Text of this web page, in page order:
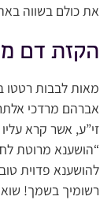
את כולם בשווה
הקזת דם
מאות לבבות רטטו
אברהם מרדכי
זי”ע, אשר קרא
“הושענא מרוטת
להושענא פדוית
רשומיך בשמך!